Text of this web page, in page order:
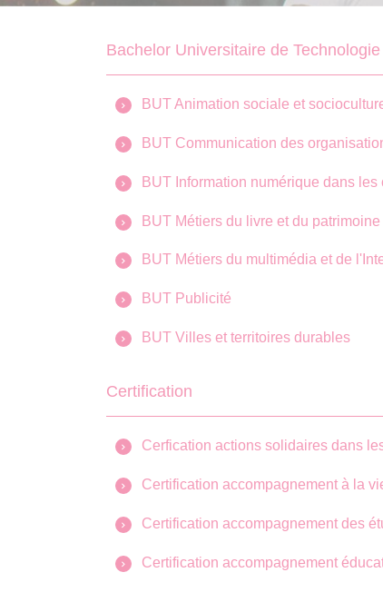
Bachelor Universitaire de Technologie
BUT Animation sociale et
BUT Communication des
BUT Information numérique dans
BUT Métiers du livre et du patrimoine
BUT Métiers du multimédia et de
BUT Publicité
BUT Villes et territoires durables
Certification
Cerfication actions solidaires dans
Certification accompagnement à la
Certification accompagnement des
Certification accompagnement